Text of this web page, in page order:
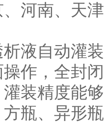
河南、天
液自动灌
作，全封
装精度能
瓶、异形